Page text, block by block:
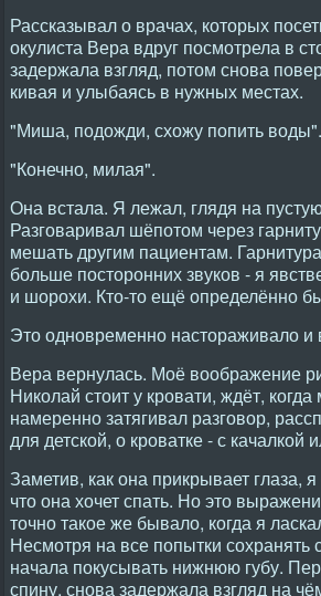
Рассказывал о врачах, которых
окулиста Вера вдруг посмотрела в
задержала взгляд, потом снова
кивая и улыбаясь в нужных местах.
"Миша, подожди, схожу попить воды".
"Конечно, милая".
Она встала. Я лежал, глядя на
Разговаривал шёпотом через
мешать другим пациентам.
больше посторонних звуков - я
и шорохи. Кто-то ещё определённо
Это одновременно настораживало и
Вера вернулась. Моё воображение
Николай стоит у кровати, ждёт,
намеренно затягивал разговор,
для детской, о кроватке - с качалкой
Заметив, как она прикрывает глаза,
что она хочет спать. Но это
точно такое же бывало, когда я
Несмотря на все попытки сохранять
начала покусывать нижнюю губу.
спину, снова задержала взгляд на